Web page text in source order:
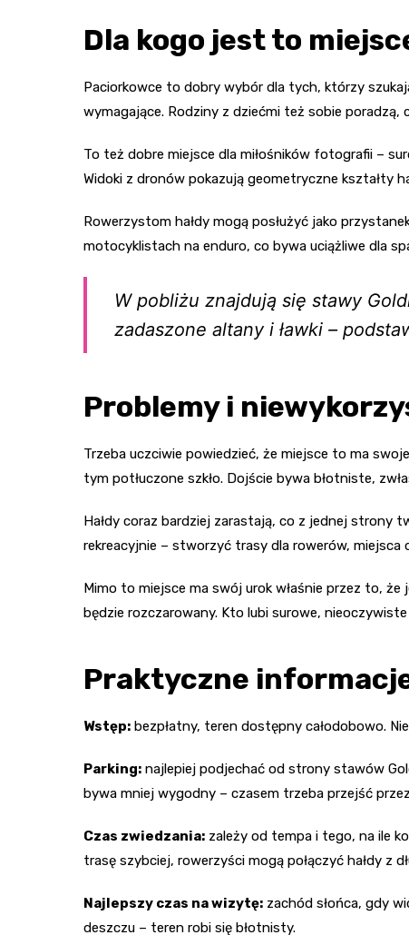
Dla kogo jest to
Paciorkowce to dobry wybór dla tych, którzy
wymagające. Rodziny z dziećmi też sobie
To też dobre miejsce dla miłośników fotografii –
Widoki z dronów pokazują geometryczne kształty
Rowerzystom hałdy mogą posłużyć jako
motocyklistach na enduro, co bywa uciążliwe dla
W pobliżu znajdują się stawy
zadaszone altany i ławki –
Problemy i
Trzeba uczciwie powiedzieć, że miejsce to ma
tym potłuczone szkło. Dojście bywa błotniste,
Hałdy coraz bardziej zarastają, co z jednej strony
rekreacyjnie – stworzyć trasy dla rowerów,
Mimo to miejsce ma swój urok właśnie przez to,
będzie rozczarowany. Kto lubi surowe,
Praktyczne
Wstęp: bezpłatny, teren dostępny całodobowo.
Parking: najlepiej podjechać od strony stawów
bywa mniej wygodny – czasem trzeba przejść
Czas zwiedzania: zależy od tempa i tego, na ile
trasę szybciej, rowerzyści mogą połączyć hałdy z
Najlepszy czas na wizytę: zachód słońca, gdy
deszczu – teren robi się błotnisty.